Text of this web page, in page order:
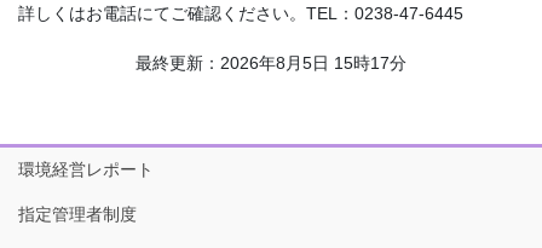
詳しくはお電話にてご確認ください。TEL：0238-47-6445
最終更新：2026年8月5日 15時17分
環境経営レポート
指定管理者制度